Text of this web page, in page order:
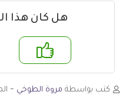
هل كان هذا
لا
كتب بواسطة مروة الطوخي -